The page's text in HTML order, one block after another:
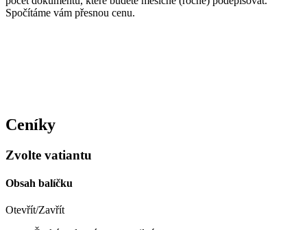
Spočítáme vám přesnou cenu.
Ceníky
Zvolte vatiantu
Obsah balíčku
Otevřít/Zavřít